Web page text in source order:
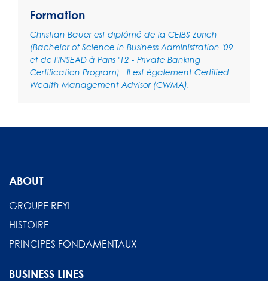
Formation
Christian Bauer est diplômé de la CEIBS Zurich
(Bachelor of Science in Business Administration '09
et de l'INSEAD à Paris '12 - Private Banking
Certification Program). Il est également Certified
Wealth Management Advisor (CWMA).
ABOUT
GROUPE REYL
HISTOIRE
PRINCIPES FONDAMENTAUX
BUSINESS LINES